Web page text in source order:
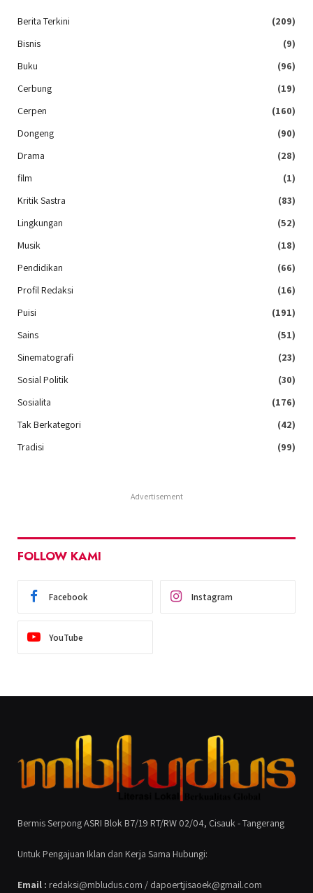
Berita Terkini
(209)
Bisnis
(9)
Buku
(96)
Cerbung
(19)
Cerpen
(160)
Dongeng
(90)
Drama
(28)
film
(1)
Kritik Sastra
(83)
Lingkungan
(52)
Musik
(18)
Pendidikan
(66)
Profil Redaksi
(16)
Puisi
(191)
Sains
(51)
Sinematografi
(23)
Sosial Politik
(30)
Sosialita
(176)
Tak Berkategori
(42)
Tradisi
(99)
Advertisement
FOLLOW KAMI
Facebook Instagram
YouTube
Bermis Serpong ASRI Blok B7/19 RT/RW 02/04, Cisauk - Tangerang
Untuk Pengajuan Iklan dan Kerja Sama Hubungi:
Email : redaksi@mbludus.com / dapoertjisaoek@gmail.com